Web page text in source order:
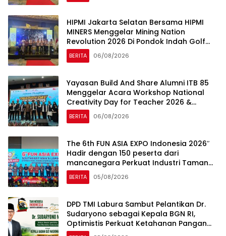
HIPMI Jakarta Selatan Bersama HIPMI
MINERS Menggelar Mining Nation
Revolution 2026 Di Pondok Indah Golf
Jakarta
BERITA 06/08/2026
Yayasan Build And Share Alumni ITB 85
Menggelar Acara Workshop National
Creativity Day for Teacher 2026 &
Dibuka Resmi Pramono Anung (Gubernur
DKI Jakarta)
BERITA 06/08/2026
The 6th FUN ASIA EXPO Indonesia 2026″
Hadir dengan 150 peserta dari
mancanegara Perkuat Industri Taman
Rekreasi dan Ekosistem Pariwisata di
Tanah Air
BERITA 05/08/2026
DPD TMI Labura Sambut Pelantikan Dr.
Sudaryono sebagai Kepala BGN RI,
Optimistis Perkuat Ketahanan Pangan
dan Gizi Nasional